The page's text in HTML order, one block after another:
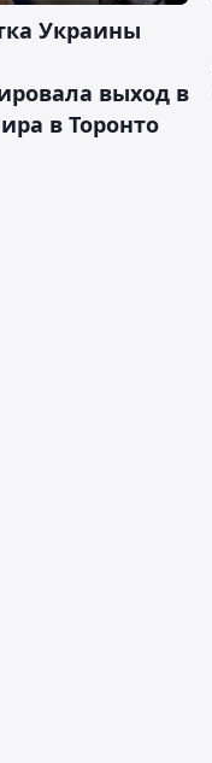
Украины
выход в
в Торонто